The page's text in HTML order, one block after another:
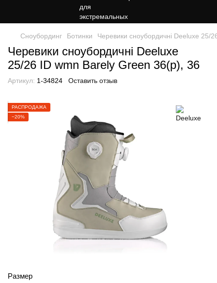
Сноубординг Ботинки Черевики сноубордичні Deeluxe 25/
Черевики сноубордичні Deeluxe
25/26 ID wmn Barely Green 36(р), 36
Артикул: 1-34824 Оставить отзыв
РАСПРОДАЖА
−20%
Размер